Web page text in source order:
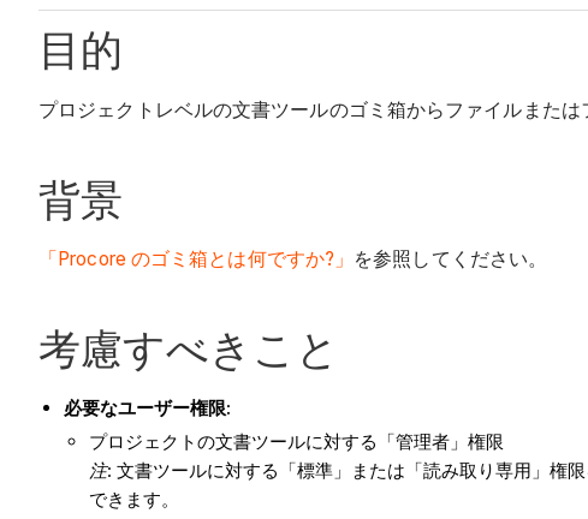
目的
プロジェクトレベルの文書ツールのゴミ箱からファイルまたは
背景
「Procore のゴミ箱とは何ですか?」 を参照してください。
考慮すべきこと
必要なユーザー権限:
プロジェクトの文書ツールに対する「管理者」権限
注: 文書ツールに対する「標準」または「読み取り専用」権
できます。